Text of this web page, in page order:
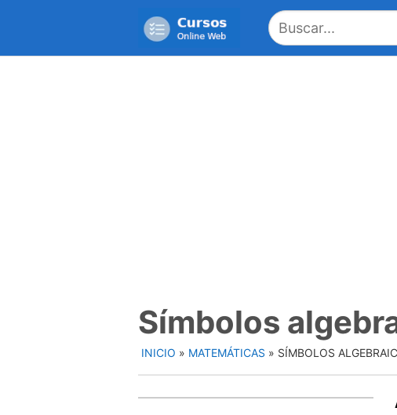
Símbolos
INICIO » MATEMÁTICAS » SÍMBOLOS